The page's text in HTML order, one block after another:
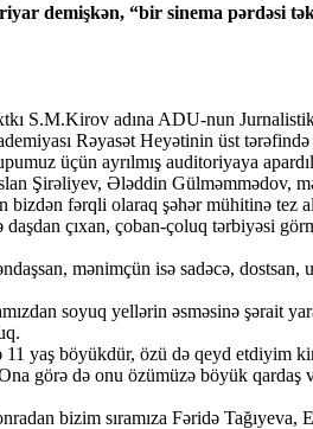
demişkən, “bir sinema pərdəsi
S.M.Kirov adına ADU-nun
Rəyasət Heyətinin üst
üçün ayrılmış auditoriyaya
Şirəliyev, Ələddin Gülməmmədov,
fərqli olaraq şəhər mühitinə tez
çıxan, çoban-çoluq tərbiyəsi
mənimçün isə sadəcə,
soyuq yellərin əsməsinə şərait
yaş böyükdür, özü də qeyd etdiyim
görə də onu özümüzə böyük
bizim sıramıza Fəridə Tağıyeva,